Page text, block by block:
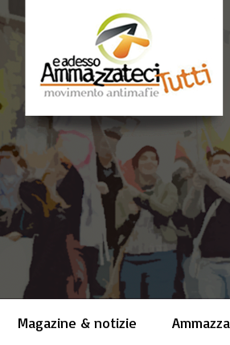
Magazine & notizie